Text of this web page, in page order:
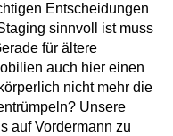
Entscheidungen
sinnvoll ist muss
für ältere
auch hier einen
nicht mehr die
Unsere
auf Vordermann zu